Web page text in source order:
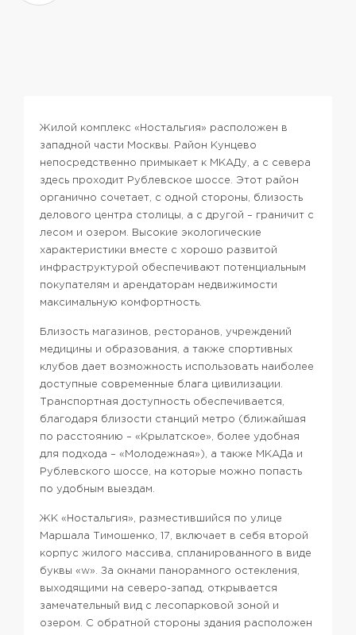
Жилой комплекс «Ностальгия» расположен в
западной части Москвы. Район Кунцево
непосредственно примыкает к МКАДу, а с севера
здесь проходит Рублевское шоссе. Этот район
органично сочетает, с одной стороны, близость
делового центра столицы, а с другой – граничит с
лесом и озером. Высокие экологические
характеристики вместе с хорошо развитой
инфраструктурой обеспечивают потенциальным
покупателям и арендаторам недвижимости
максимальную комфортность.
Близость магазинов, ресторанов, учреждений
медицины и образования, а также спортивных
клубов дает возможность использовать наиболее
доступные современные блага цивилизации.
Транспортная доступность обеспечивается,
благодаря близости станций метро (ближайшая
по расстоянию – «Крылатское», более удобная
для подхода – «Молодежная»), а также МКАДа и
Рублевского шоссе, на которые можно попасть
по удобным выездам.
ЖК «Ностальгия», разместившийся по улице
Маршала Тимошенко, 17, включает в себя второй
корпус жилого массива, спланированного в виде
буквы «w». За окнами панорамного остекления,
выходящими на северо-запад, открывается
замечательный вид с лесопарковой зоной и
озером. С обратной стороны здания расположен